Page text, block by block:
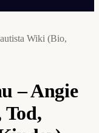
Wiki (Bio,
– Angie